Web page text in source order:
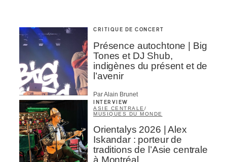
CRITIQUE DE CONCERT
Présence autochtone | Big
Tones et DJ Shub,
indigènes du présent et de
l’avenir
Par Alain Brunet
INTERVIEW
ASIE CENTRALE/
MUSIQUES DU MONDE
Orientalys 2026 | Alex
Iskandar : porteur de
traditions de l’Asie centrale